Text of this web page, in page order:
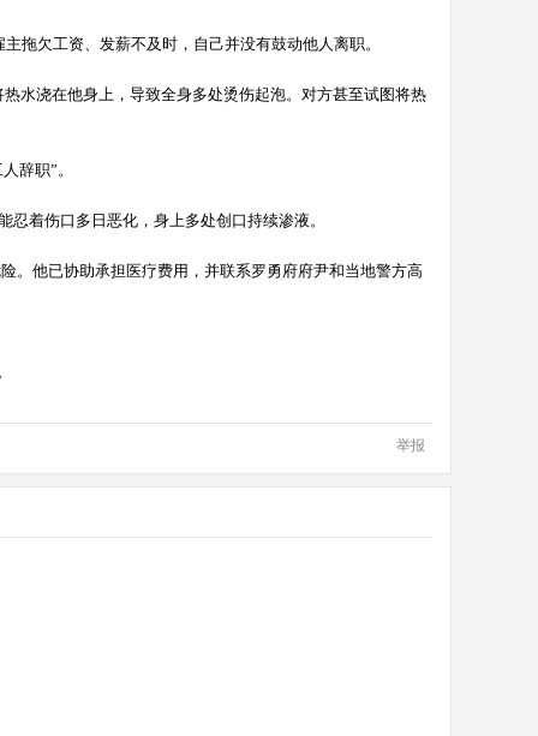
拖欠工资、发薪不及时，自己并没有鼓动他人离职。
水浇在他身上，导致全身多处烫伤起泡。对方甚至试图将热
辞职”。
着伤口多日恶化，身上多处创口持续渗液。
。他已协助承担医疗费用，并联系罗勇府府尹和当地警方高
举报